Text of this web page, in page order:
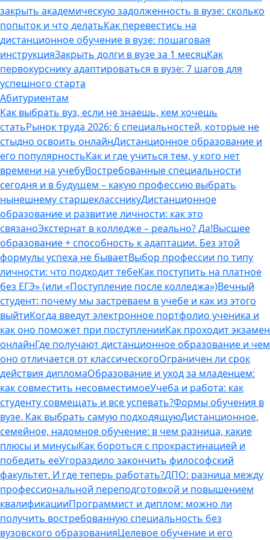
закрыть академическую задолженность в вузе: сколько
попыток и что делатьКак перевестись на
дистанционное обучение в вузе: пошаговая
инструкцияЗакрыть долги в вузе за 1 месяцКак
первокурснику адаптироваться в вузе: 7 шагов для
успешного старта
Абитуриентам
Как выбрать вуз, если не знаешь, кем хочешь
статьРынок труда 2026: 6 специальностей, которые не
стыдно освоить онлайнДистанционное образование и
его популярностьКак и где учиться тем, у кого нет
времени на учебуВостребованные специальности
сегодня и в будущем – какую профессию выбрать
нынешнему старшеклассникуДистанционное
образование и развитие личности: как это
связаноЭкстернат в колледже – реально? Да!Высшее
образование + способность к адаптации. Без этой
формулы успеха не бываетВыбор профессии по типу
личности: что подходит тебеКак поступить на платное
без ЕГЭ» (или «Поступление после колледжа»)Вечный
студент: почему мы застреваем в учебе и как из этого
выйтиКогда введут электронное портфолио ученика и
как оно поможет при поступленииКак проходит экзамен
онлайнГде получают дистанционное образование и чем
оно отличается от классическогоОграничен ли срок
действия дипломаОбразование и уход за младенцем:
как совместить несовместимоеУчеба и работа: как
студенту совмещать и все успевать?Формы обучения в
вузе. Как выбрать самую подходящуюДистанционное,
семейное, надомное обучение: в чем разница, какие
плюсы и минусыКак бороться с прокрастинацией и
победить ееУгораздило закончить философский
факультет. И где теперь работать?ДПО: разница между
профессиональной переподготовкой и повышением
квалификацииПрограммист и диплом: можно ли
получить востребованную специальность без
вузовского образованияЦелевое обучение и его